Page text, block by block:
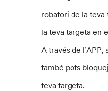
robatori de la teva
la teva targeta en
A través de
també pots
teva targeta.